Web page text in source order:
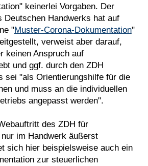
keinerlei Vorgaben. Der
Deutschen Handwerks hat auf
"Muster-Corona-Dokumentation"
verweist aber darauf,
keinen Anspruch auf
und ggf. durch den ZDH
sei "als Orientierungshilfe für die
und muss an die individuellen
angepasst werden".
des ZDH für
im Handwerk äußerst
sich hier beispielsweise auch ein
zur steuerlichen